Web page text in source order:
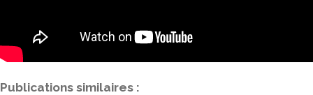
Publications similaires :